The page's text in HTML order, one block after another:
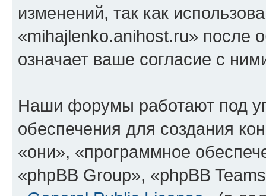
изменений, так как
«mihajlenko.anihost.ru» после
означает ваше согласие с
Наши форумы работают под
обеспечения для создания
«они», «программное
«phpBB Group», «phpBB